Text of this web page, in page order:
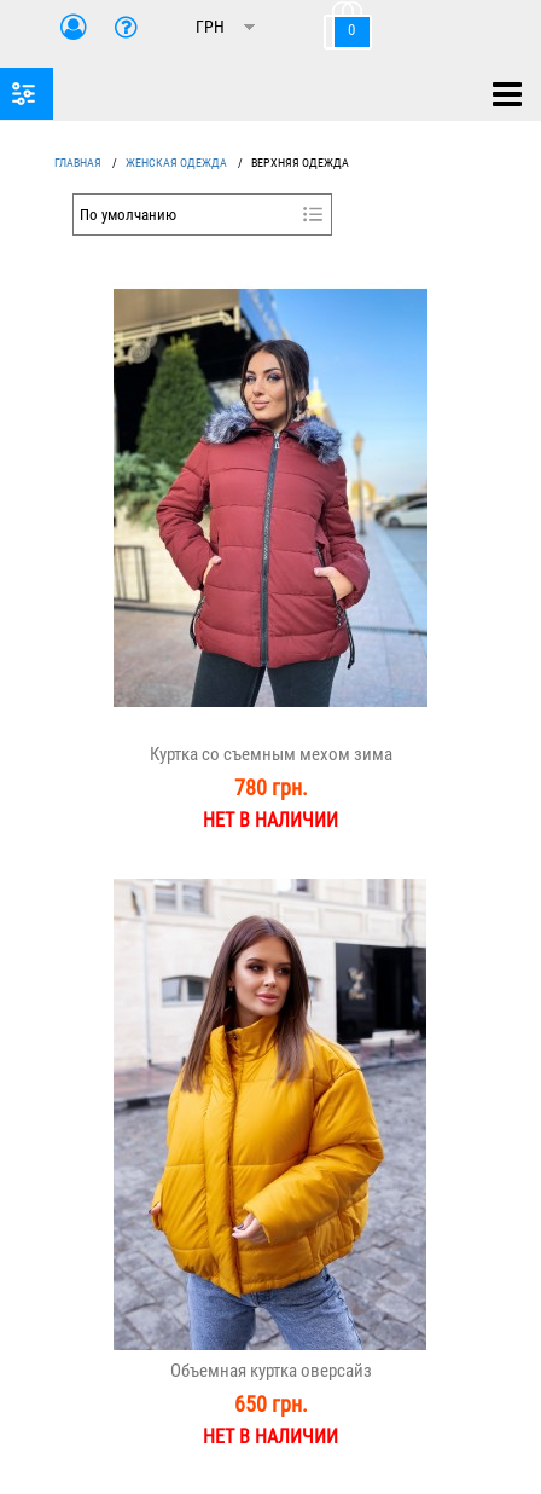
0
ГЛАВНАЯ / ЖЕНСКАЯ ОДЕЖДА / ВЕРХНЯЯ ОДЕЖДА
Куртка со съемным мехом зима
780 грн.
НЕТ В НАЛИЧИИ
Объемная куртка оверсайз
650 грн.
НЕТ В НАЛИЧИИ